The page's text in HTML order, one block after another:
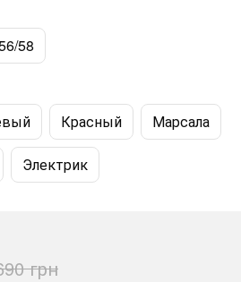
58
Красный Марсала
Электрик
грн